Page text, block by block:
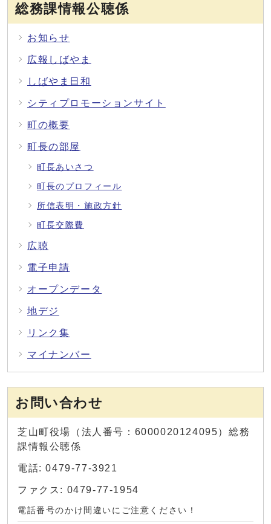
総務課情報公聴係
お知らせ
広報しばやま
しばやま日和
シティプロモーションサイト
町の概要
町長の部屋
町長あいさつ
町長のプロフィール
所信表明・施政方針
町長交際費
広聴
電子申請
オープンデータ
地デジ
リンク集
マイナンバー
お問い合わせ
芝山町役場（法人番号：6000020124095）総務
課情報公聴係
電話: 0479-77-3921
ファクス: 0479-77-1954
電話番号のかけ間違いにご注意ください！